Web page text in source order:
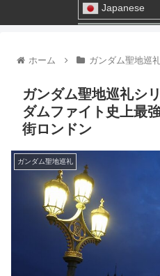
Japanese
ホーム ガンダム聖地巡
ガンダム聖地巡礼
ダムファイト史上最
街ロンドン
ガンダム聖地巡礼